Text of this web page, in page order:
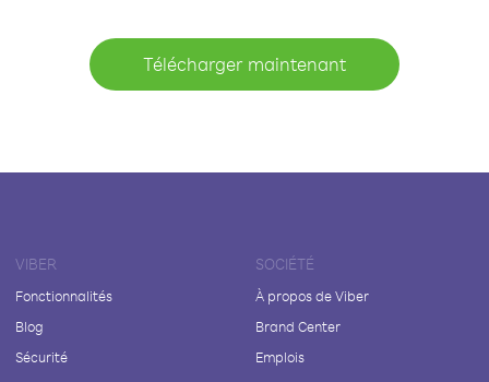
Télécharger maintenant
VIBER
Fonctionnalités
Blog
Sécurité
SOCIÉTÉ
À propos de Viber
Brand Center
Emplois